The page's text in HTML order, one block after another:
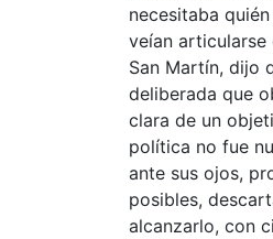
necesitaba
veían articularse
San Martín, dijo
deliberada que
clara de un
política no fue
ante sus ojos,
posibles,
alcanzarlo, con